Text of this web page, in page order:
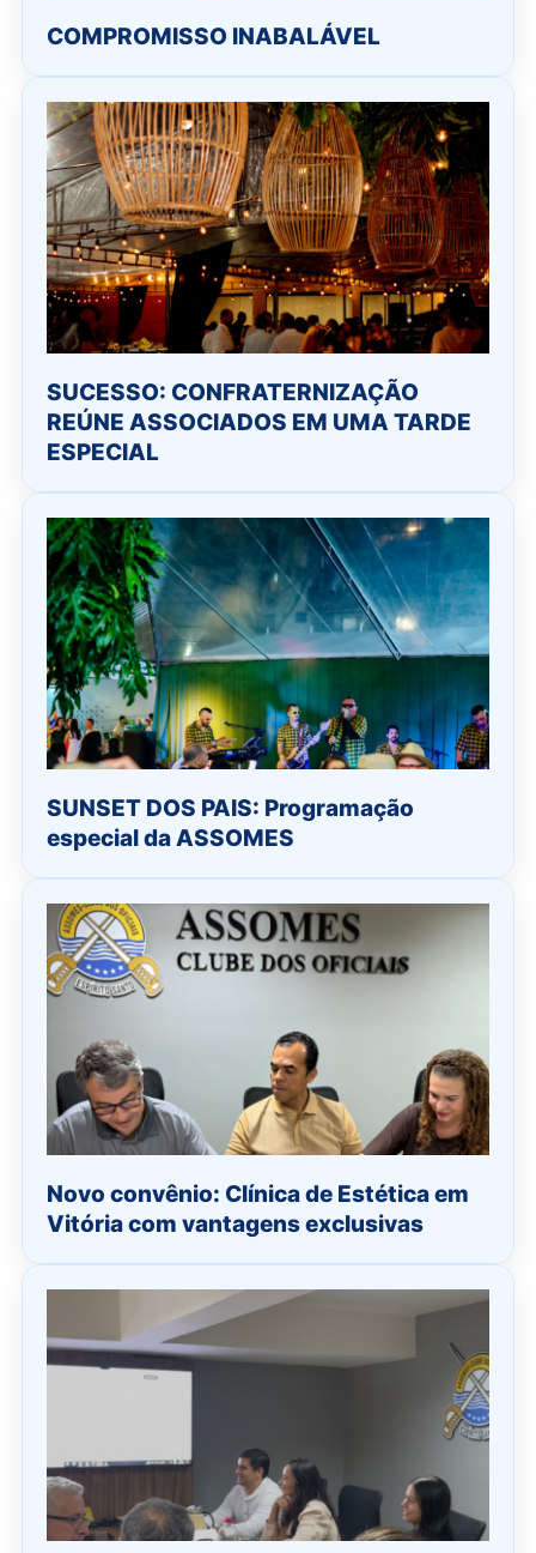
COMPROMISSO INABALÁVEL
SUCESSO: CONFRATERNIZAÇÃO
REÚNE ASSOCIADOS EM UMA TARDE
ESPECIAL
SUNSET DOS PAIS: Programação
especial da ASSOMES
Novo convênio: Clínica de Estética em
Vitória com vantagens exclusivas